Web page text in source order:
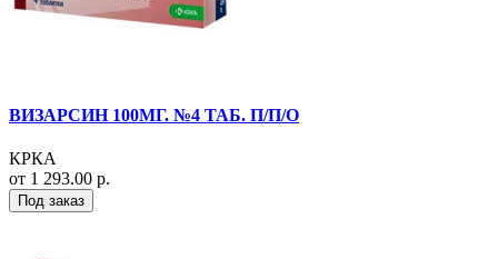
ВИЗАРСИН 100МГ. №4 ТАБ. П/П/О
КРКА
от 1 293.00 р.
Под заказ